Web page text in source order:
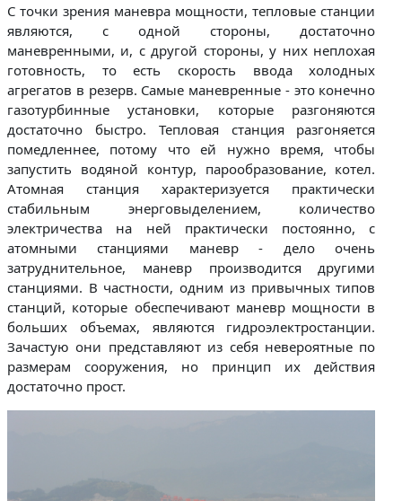
С точки зрения маневра мощности, тепловые станции
являются, с одной стороны, достаточно
маневренными, и, с другой стороны, у них неплохая
готовность, то есть скорость ввода холодных
агрегатов в резерв. Самые маневренные - это конечно
газотурбинные установки, которые разгоняются
достаточно быстро. Тепловая станция разгоняется
помедленнее, потому что ей нужно время, чтобы
запустить водяной контур, парообразование, котел.
Атомная станция характеризуется практически
стабильным энерговыделением, количество
электричества на ней практически постоянно, с
атомными станциями маневр - дело очень
затруднительное, маневр производится другими
станциями. В частности, одним из привычных типов
станций, которые обеспечивают маневр мощности в
больших объемах, являются гидроэлектростанции.
Зачастую они представляют из себя невероятные по
размерам сооружения, но принцип их действия
достаточно прост.